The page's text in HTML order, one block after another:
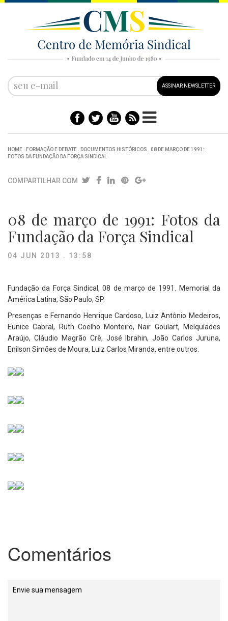
ASSINAR NEWSLETTER
HOME FORMAÇÃO E DEBATE DOCUMENTOS HISTÓRICOS
08 DE MARÇO DE 1991:
FOTOS DA FUNDAÇÃO DA FORÇA SINDICAL
COMPARTILHAR COM
08 de março de 1991: Fotos da
Fundação da Força Sindical
04 JUN 2013 . 13:58
Fundação da Força Sindical, 08 de março de 1991. Memorial da
América Latina, São Paulo, SP.
Presenças e Fernando Henrique Cardoso, Luiz Antônio Medeiros,
Eunice Cabral, Ruth Coelho Monteiro, Nair Goulart, Melquíades
Araújo, Cláudio Magrão Crê, José Ibrahin, João Carlos Juruna,
Enilson Simões de Moura, Luiz Carlos Miranda, entre outros.
Comentários